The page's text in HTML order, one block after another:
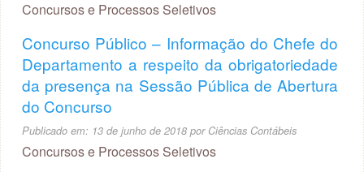
Concursos e Processos Seletivos
Concurso Público – Informação do Chefe do
Departamento a respeito da obrigatoriedade
da presença na Sessão Pública de Abertura
do Concurso
Publicado em: 13 de junho de 2018 porCiências Contábeis
Concursos e Processos Seletivos